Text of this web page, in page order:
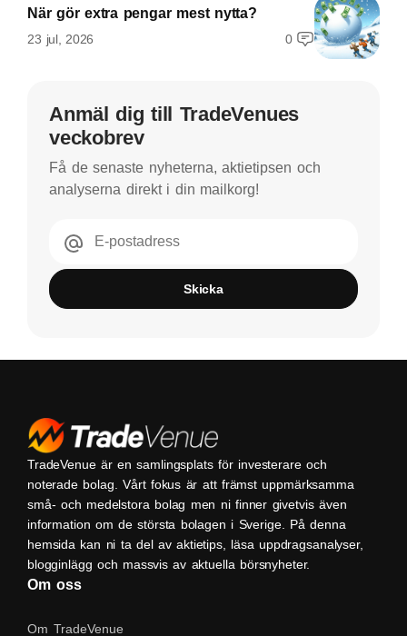
När gör extra pengar mest nytta?
23 jul, 2026 0
Anmäl dig till TradeVenues
veckobrev
Få de senaste nyheterna, aktietipsen och
analyserna direkt i din mailkorg!
E-postadress
Skicka
TradeVenue är en samlingsplats för investerare och
noterade bolag. Vårt fokus är att främst uppmärksamma
små- och medelstora bolag men ni finner givetvis även
information om de största bolagen i Sverige. På denna
hemsida kan ni ta del av aktietips, läsa uppdragsanalyser,
blogginlägg och massvis av aktuella börsnyheter.
Om oss
Om TradeVenue